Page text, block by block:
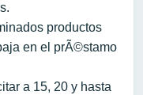
productos
en el prÃ©stamo
a 15, 20 y hasta